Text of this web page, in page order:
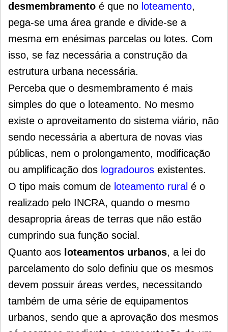
desmembramento é que no loteamento,
pega-se uma área grande e divide-se a
mesma em enésimas parcelas ou lotes. Com
isso, se faz necessária a construção da
estrutura urbana necessária.
Perceba que o desmembramento é mais
simples do que o loteamento. No mesmo
existe o aproveitamento do sistema viário, não
sendo necessária a abertura de novas vias
públicas, nem o prolongamento, modificação
ou amplificação dos logradouros existentes.
O tipo mais comum de loteamento rural é o
realizado pelo INCRA, quando o mesmo
desapropria áreas de terras que não estão
cumprindo sua função social.
Quanto aos loteamentos urbanos, a lei do
parcelamento do solo definiu que os mesmos
devem possuir áreas verdes, necessitando
também de uma série de equipamentos
urbanos, sendo que a aprovação dos mesmos